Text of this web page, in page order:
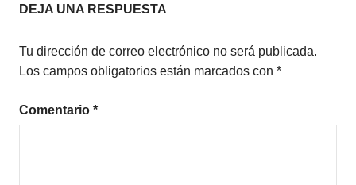
DEJA UNA RESPUESTA
Tu dirección de correo electrónico no será publicada.
Los campos obligatorios están marcados con *
Comentario *